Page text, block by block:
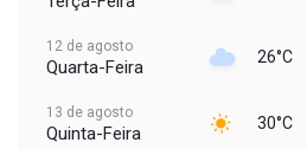
12 de agosto
Quarta-Feira 26°C
13 de agosto
Quinta-Feira 30°C